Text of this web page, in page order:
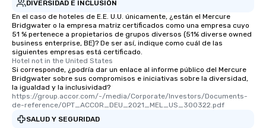
DIVERSIDAD E INCLUSIÓN
En el caso de hoteles de E.E. U.U. únicamente, ¿están el Mercure
Bridgwater o la empresa matriz certificados como una empresa cuyo
51 % pertenece a propietarios de grupos diversos (51% diverse owned
business enterprise, BE)? De ser así, indique como cuál de las
siguientes empresas está certificado.
Hotel not in the United States
Si corresponde, ¿podría dar un enlace al informe público del Mercure
Bridgwater sobre sus compromisos e iniciativas sobre la diversidad,
la igualdad y la inclusividad?
https://group.accor.com/-/media/Corporate/Investors/Documents-
de-reference/OPT_ACCOR_DEU_2021_MEL_US_300322.pdf
SALUD Y SEGURIDAD